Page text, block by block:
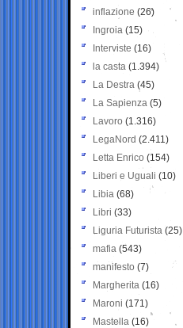
inflazione (26)
Ingroia (15)
Interviste (16)
la casta (1.394)
La Destra (45)
La Sapienza (5)
Lavoro (1.316)
LegaNord (2.411)
Letta Enrico (154)
Liberi e Uguali (10)
Libia (68)
Libri (33)
Liguria Futurista (25)
mafia (543)
manifesto (7)
Margherita (16)
Maroni (171)
Mastella (16)